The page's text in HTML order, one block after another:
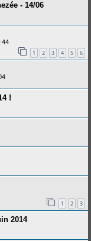
- 14/06
1 2 3 4 5 6
!
1 2 3
2014